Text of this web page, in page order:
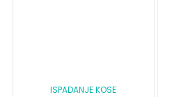
ISPADANJE KOSE